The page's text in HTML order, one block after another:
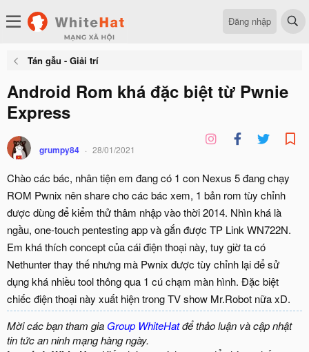
Đăng nhập
Tán gẫu - Giải trí
Android Rom khá đặc biệt từ Pwnie
Express
grumpy84 28/01/2021
Chào các bác, nhân tiện em đang có 1 con Nexus 5 đang chạy
ROM Pwnix nên share cho các bác xem, 1 bản rom tùy chỉnh
được dùng để kiểm thử thâm nhập vào thời 2014. Nhìn khá là
ngầu, one-touch pentesting app và gắn được TP Link WN722N.
Em khá thích concept của cái điện thoại này, tuy giờ ta có
Nethunter thay thế nhưng mà Pwnix được tùy chỉnh lại để sử
dụng khá nhiều tool thông qua 1 cú chạm màn hình. Đặc biệt
chiếc điện thoại này xuất hiện trong TV show Mr.Robot nữa xD.
Mời các bạn tham gia Group WhiteHatđể thảo luận và cập nhật
tin tức an ninh mạng hàng ngày.